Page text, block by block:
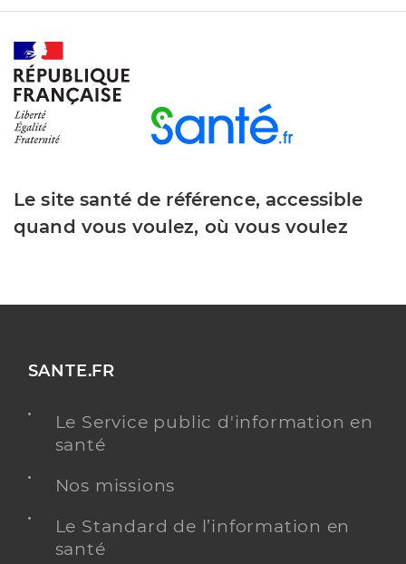
Le site santé de référence, accessible
quand vous voulez, où vous voulez
SANTE.FR
Le Service public d'information en
santé
Nos missions
Le Standard de l’information en
santé